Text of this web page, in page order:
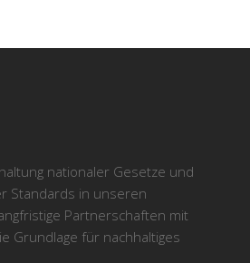
nationaler Gesetze und
Standards in unseren
Partnerschaften mit
Grundlage für nachhaltiges